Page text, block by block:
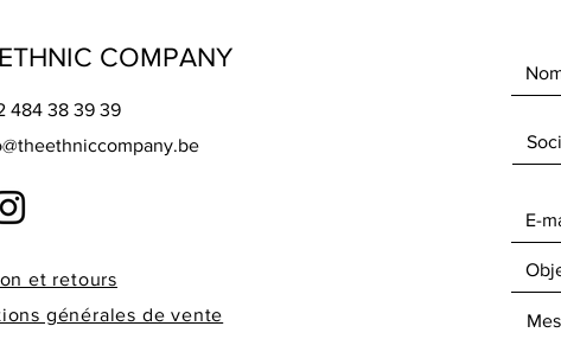
COMPANY
484 38 39 39
et retours
générales de vente